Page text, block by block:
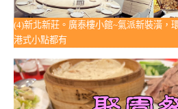
(4)新北新莊。廣泰樓小館~氣派新裝潢，
港式小點都有